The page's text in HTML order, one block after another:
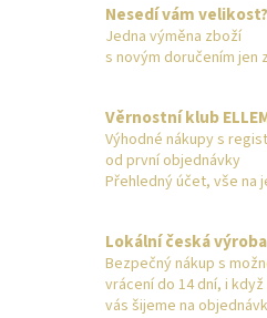
Nesedí vám velikost?
Jedna výměna zboží
s novým doručením jen
Věrnostní klub
Výhodné nákupy s
od první objednávky
Přehledný účet, vše na
Lokální česká výroba
Bezpečný nákup s
vrácení do 14 dní, i
vás šijeme na